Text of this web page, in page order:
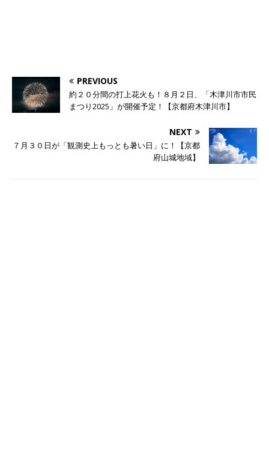
PREVIOUS
約２０分間の打上花火も！８月２日、「木津川市市民
まつり2025」が開催予定！【京都府木津川市】
NEXT
７月３０日が「観測史上もっとも暑い日」に！【京都
府山城地域】